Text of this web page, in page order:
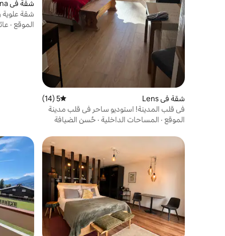
شقة في Lens متوسط التقييم 5 من 5، 14 مراجعات
5 (14)
في قلب المدينة! استوديو ساحر في قلب مدينة
كران
الموقع · المساحات الداخلية · حُسن الضيافة
شقة في Crans-Montana
شقة علوية
الموقع ·